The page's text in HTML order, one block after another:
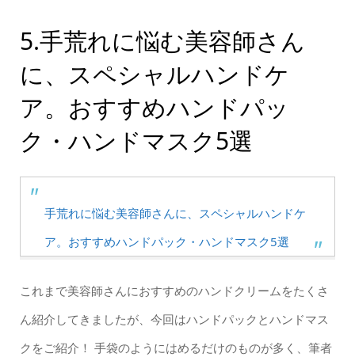
5.手荒れに悩む美容師さん
に、スペシャルハンドケ
ア。おすすめハンドパッ
ク・ハンドマスク5選
手荒れに悩む美容師さんに、スペシャルハンドケ
ア。おすすめハンドパック・ハンドマスク5選
これまで美容師さんにおすすめのハンドクリームをたくさ
ん紹介してきましたが、今回はハンドパックとハンドマス
クをご紹介！ 手袋のようにはめるだけのものが多く、筆者